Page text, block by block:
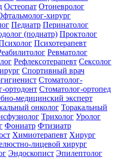
Остеопат Отоневролог
хирург
Педиатр Перинатолог
(подиатр) Проктолог
Психотерапевт
Ревматолог
Рефлексотерапевт Сексолог
Спортивный врач
Стоматолог-
ортодонт Стоматолог-ортопед
медицинский эксперт
онколог Торакальный
Трихолог Уролог
Фониатр Фтизиатр
Химиотерапевт Хирург
лицевой хирург
Эндоскопист Эпилептолог